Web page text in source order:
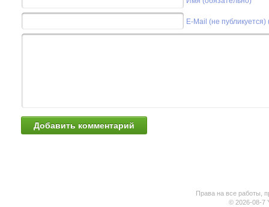
E-Mail (не
Права на все работы,
© 2026-08-7